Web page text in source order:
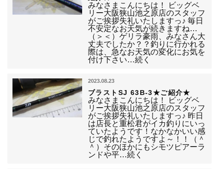
みなさまこんにちは！ ビッグベ
リー大阪狭山池之原店のスタッフ
がご挨拶失礼いたしますっ♪ 毎日
不安定なお天気が続きますね…
（＞＜）ゲリラ豪雨、みなさん大
丈夫でしたか？？釣りに行かれる
際は、急なお天気の変化にお気を
付け下さい…続く
2023.08.23
ブラストSJ 63B-3★ご紹介★
みなさまこんにちは！ ビッグベ
リー大阪狭山池之原店のスタッフ
がご挨拶失礼いたしますっ♪ 昨日
は店長と重松君がイカ釣りにいっ
ていたようです！なかなかいい感
じで釣れたようですよ～！！（＾
＾）そのほかにもシモツピアーラ
ンドや平…続く